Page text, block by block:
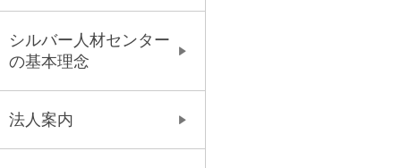
シルバー人材センター
の基本理念
法人案内